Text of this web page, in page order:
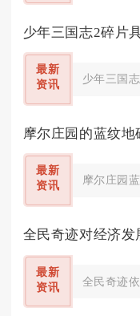
少年三国志2碎片
最新
资讯
少年三国
摩尔庄园的蓝纹地
最新
资讯
摩尔庄园
全民奇迹对经济发
最新
资讯
全民奇迹